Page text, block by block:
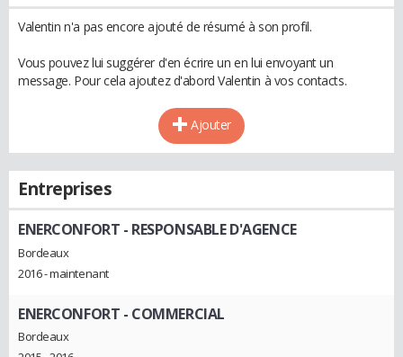
Valentin n'a pas encore ajouté de résumé à son profil.
Vous pouvez lui suggérer d'en écrire un en lui envoyant un
message. Pour cela ajoutez d'abord Valentin à vos contacts.
Ajouter
Entreprises
ENERCONFORT - RESPONSABLE D'AGENCE
Bordeaux
2016 - maintenant
ENERCONFORT - COMMERCIAL
Bordeaux